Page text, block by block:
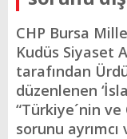
CHP Bursa
Kudüs Siyaset
tarafından
düzenlenen
“Türkiye´nin
sorunu ayrımcı